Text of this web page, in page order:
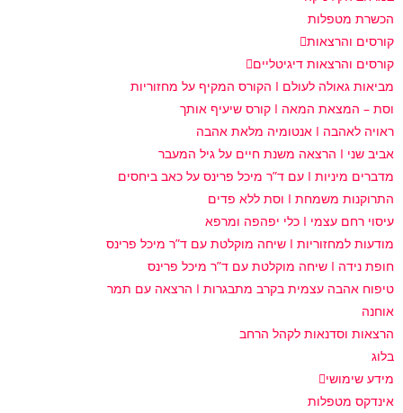
הכשרת מטפלות
קורסים והרצאות
קורסים והרצאות דיגיטליים
מביאות גאולה לעולם I הקורס המקיף על מחזוריות
וסת – המצאת המאה I קורס שיעיף אותך
ראויה לאהבה I אנטומיה מלאת אהבה
אביב שני I הרצאה משנת חיים על גיל המעבר
מדברים מיניות I עם ד”ר מיכל פרינס על כאב ביחסים
התרוקנות משמחת I וסת ללא פדים
עיסוי רחם עצמי I כלי יפהפה ומרפא
מודעות למחזוריות I שיחה מוקלטת עם ד”ר מיכל פרינס
חופת נידה I שיחה מוקלטת עם ד”ר מיכל פרינס
טיפוח אהבה עצמית בקרב מתבגרות I הרצאה עם תמר
אוחנה
הרצאות וסדנאות לקהל הרחב
בלוג
מידע שימושי
אינדקס מטפלות